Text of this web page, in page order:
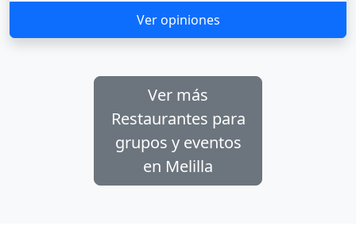
Ver opiniones
Ver más
Restaurantes para
grupos y eventos
en Melilla